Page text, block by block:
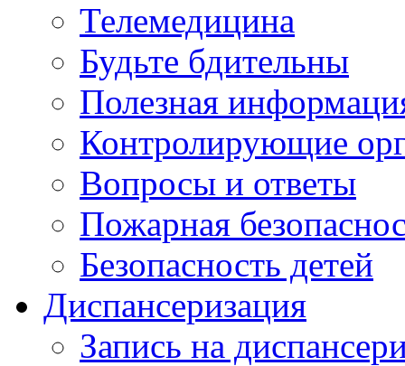
Телемедицина
Будьте бдительны
Полезная
Контролирующие
Вопросы и ответы
Пожарная
Безопасность детей
Диспансеризация
Запись на